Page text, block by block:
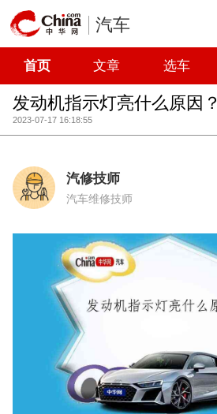
汽车
首页 文章 选车
发动机指示灯亮什么原因？
2023-07-17 16:18:55
汽修技师
汽车维修技师